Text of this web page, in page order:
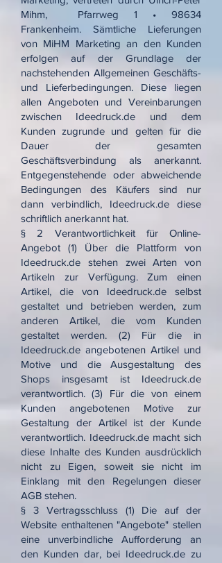
Mihm, Pfarrweg 1 • 98634
Frankenheim. Sämtliche Lieferungen
von MiHM Marketing an den Kunden
erfolgen auf der Grundlage der
nachstehenden Allgemeinen Geschäfts-
und Lieferbedingungen. Diese liegen
allen Angeboten und Vereinbarungen
zwischen Ideedruck.de und dem
Kunden zugrunde und gelten für die
Dauer der gesamten
Geschäftsverbindung als anerkannt.
Entgegenstehende oder abweichende
Bedingungen des Käufers sind nur
dann verbindlich, Ideedruck.de diese
schriftlich anerkannt hat.
§ 2 Verantwortlichkeit für Online-
Angebot (1) Über die Plattform von
Ideedruck.de stehen zwei Arten von
Artikeln zur Verfügung. Zum einen
Artikel, die von Ideedruck.de selbst
gestaltet und betrieben werden, zum
anderen Artikel, die vom Kunden
gestaltet werden. (2) Für die in
Ideedruck.de angebotenen Artikel und
Motive und die Ausgestaltung des
Shops insgesamt ist Ideedruck.de
verantwortlich. (3) Für die von einem
Kunden angebotenen Motive zur
Gestaltung der Artikel ist der Kunde
verantwortlich. Ideedruck.de macht sich
diese Inhalte des Kunden ausdrücklich
nicht zu Eigen, soweit sie nicht im
Einklang mit den Regelungen dieser
AGB stehen.
§ 3 Vertragsschluss (1) Die auf der
Website enthaltenen "Angebote" stellen
eine unverbindliche Aufforderung an
den Kunden dar, bei Ideedruck.de zu